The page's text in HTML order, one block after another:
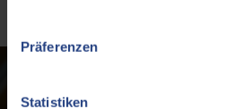
Präferenzen
Statistiken